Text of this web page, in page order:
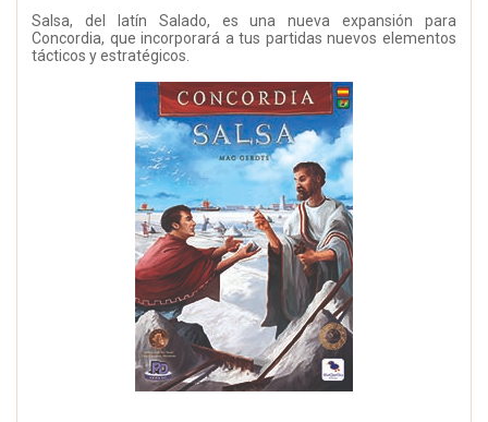
Salsa, del latín Salado, es una nueva expansión para
Concordia, que incorporará a tus partidas nuevos elementos
tácticos y estratégicos.